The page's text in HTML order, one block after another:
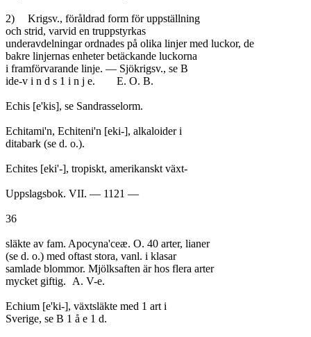
2)	Krigsv., föråldrad form för uppställning
och strid, varvid en truppstyrkas
underavdelningar ordnades på olika linjer med luckor, de
bakre linjernas enheter betäckande luckorna
i framförvarande linje. — Sjökrigsv., se B
ide-v i n d s 1 i n j e.	E. O. B.
Echis [e'kis], se Sandrasselorm.
Echitami'n, Echiteni'n [eki-], alkaloider i
ditabark (se d. o.).
Echites [eki'-], tropiskt, amerikanskt växt-
Uppslagsbok. VII. — 1121 —
36
släkte av fam. Apocyna'ceæ. O. 40 arter, lianer
(se d. o.) med oftast stora, vanl. i klasar
samlade blommor. Mjölksaften är hos flera arter
mycket giftig.	A. V-e.
Echium [e'ki-], växtsläkte med 1 art i
Sverige, se B 1 å e 1 d.